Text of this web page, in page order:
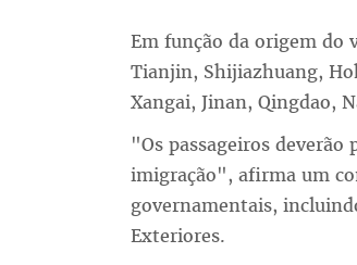
Em função da origem do
Tianjin, Shijiazhuang,
Xangai, Jinan, Qingdao,
"Os passageiros deverão
imigração", afirma um
governamentais,
Exteriores.